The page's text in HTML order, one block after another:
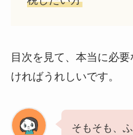
目次を見て、本当に必
ければうれしいです。
そもそも、